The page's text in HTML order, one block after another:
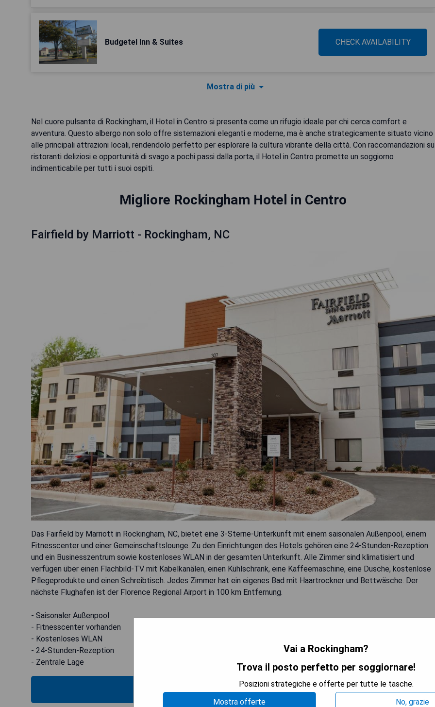
Budgetel Inn & Suites CHECK AVAILABILITY
Mostra di più
Nel cuore pulsante di Rockingham, il Hotel in Centro si presenta come un rifugio ideale per chi cerca comfort e
avventura. Questo albergo non solo offre sistemazioni eleganti e moderne, ma è anche strategicamente situato vicino
alle principali attrazioni locali, rendendolo perfetto per esplorare la cultura vibrante della città. Con raccomandazioni su
ristoranti deliziosi e opportunità di svago a pochi passi dalla porta, il Hotel in Centro promette un soggiorno
indimenticabile per tutti i suoi ospiti.
Migliore Rockingham Hotel in Centro
Fairfield by Marriott - Rockingham, NC
Das Fairfield by Marriott in Rockingham, NC, bietet eine 3-Sterne-Unterkunft mit einem saisonalen Außenpool, einem
Fitnesscenter und einer Gemeinschaftslounge. Zu den Einrichtungen des Hotels gehören eine 24-Stunden-Rezeption
und ein Businesszentrum sowie kostenloses WLAN in der gesamten Unterkunft. Alle Zimmer sind klimatisiert und
verfügen über einen Flachbild-TV mit Kabelkanälen, einen Kühlschrank, eine Kaffeemaschine, eine Dusche, kostenlose
Pflegeprodukte und einen Schreibtisch. Jedes Zimmer hat ein eigenes Bad mit Haartrockner und Bettwäsche. Der
nächste Flughafen ist der Florence Regional Airport in 100 km Entfernung.
- Saisonaler Außenpool
- Fitnesscenter vorhanden
- Kostenloses WLAN
- 24-Stunden-Rezeption
- Zentrale Lage
MOSTRA I PREZZI
Vai a Rockingham?
Trova il posto perfetto per soggiornare!
Posizioni strategiche e offerte per tutte le tasche.
Mostra offerte
No, grazie